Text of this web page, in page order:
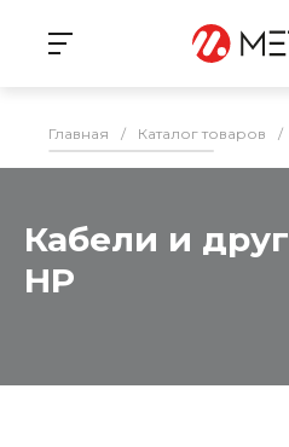
Главная / Каталог товаров /
Кабели и
HP